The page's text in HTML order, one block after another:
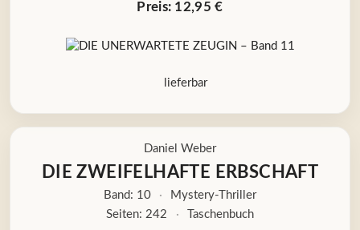
Preis: 12,95 €
lieferbar
Daniel Weber
DIE ZWEIFELHAFTE ERBSCHAFT
Band: 10 ·
Mystery-Thriller
Seiten: 242
· Taschenbuch